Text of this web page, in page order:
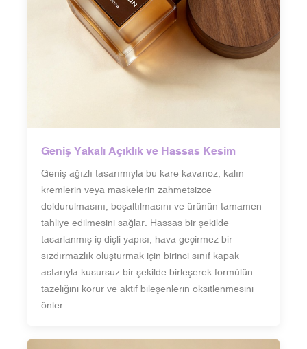
Geniş Yakalı Açıklık ve Hassas Kesim
Geniş ağızlı tasarımıyla bu kare kavanoz, kalın
kremlerin veya maskelerin zahmetsizce
doldurulmasını, boşaltılmasını ve ürünün tamamen
tahliye edilmesini sağlar. Hassas bir şekilde
tasarlanmış iç dişli yapısı, hava geçirmez bir
sızdırmazlık oluşturmak için birinci sınıf kapak
astarıyla kusursuz bir şekilde birleşerek formülün
tazeliğini korur ve aktif bileşenlerin oksitlenmesini
önler.